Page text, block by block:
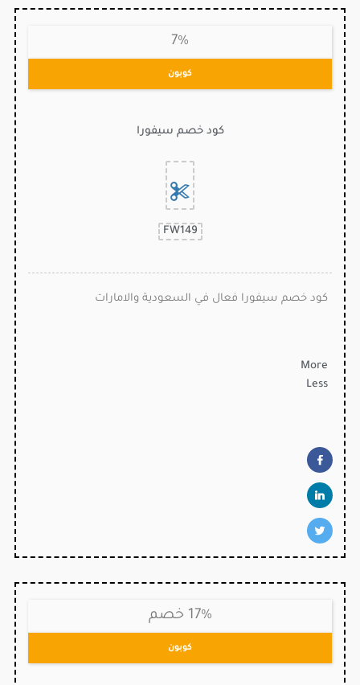
7%
كوبون
كود خصم سيفورا
FW149
كود خصم سيفورا فعال في السعودية والامارات
More
Less
17% خصم
كوبون